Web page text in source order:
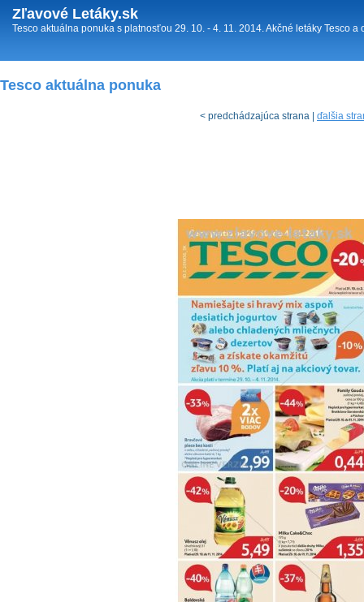
Zľavové Letáky.sk
Tesco aktuálna ponuka s platnosťou 29. 10. - 4. 11. 2014. Akčné letáky Tesco
Tesco aktuálna ponuka
< predchádzajúca strana | ďalšia